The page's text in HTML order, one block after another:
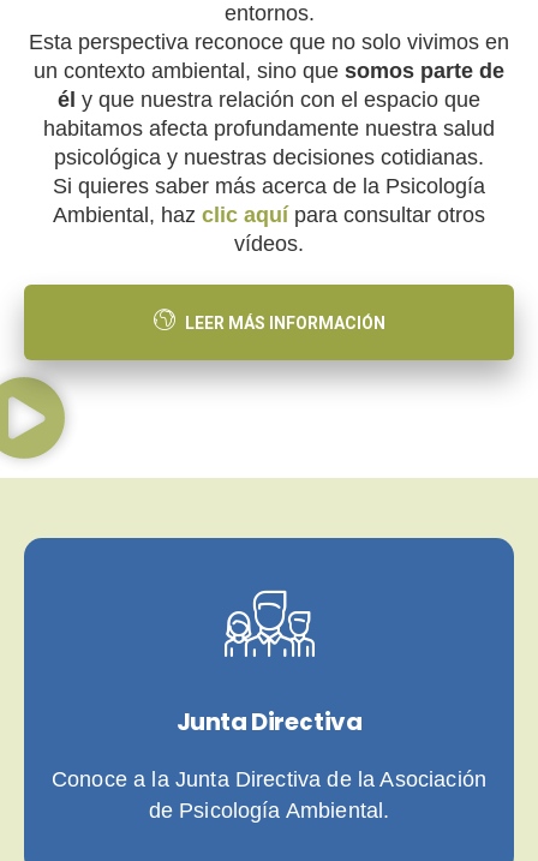
entornos.
Esta perspectiva reconoce que no solo vivimos en
un contexto ambiental, sino que somos parte de
él y que nuestra relación con el espacio que
habitamos afecta profundamente nuestra salud
psicológica y nuestras decisiones cotidianas.
Si quieres saber más acerca de la Psicología
Ambiental, haz clic aquí para consultar otros
vídeos.
LEER MÁS INFORMACIÓN
Junta Directiva
Conoce a la Junta Directiva de la Asociación
de Psicología Ambiental.